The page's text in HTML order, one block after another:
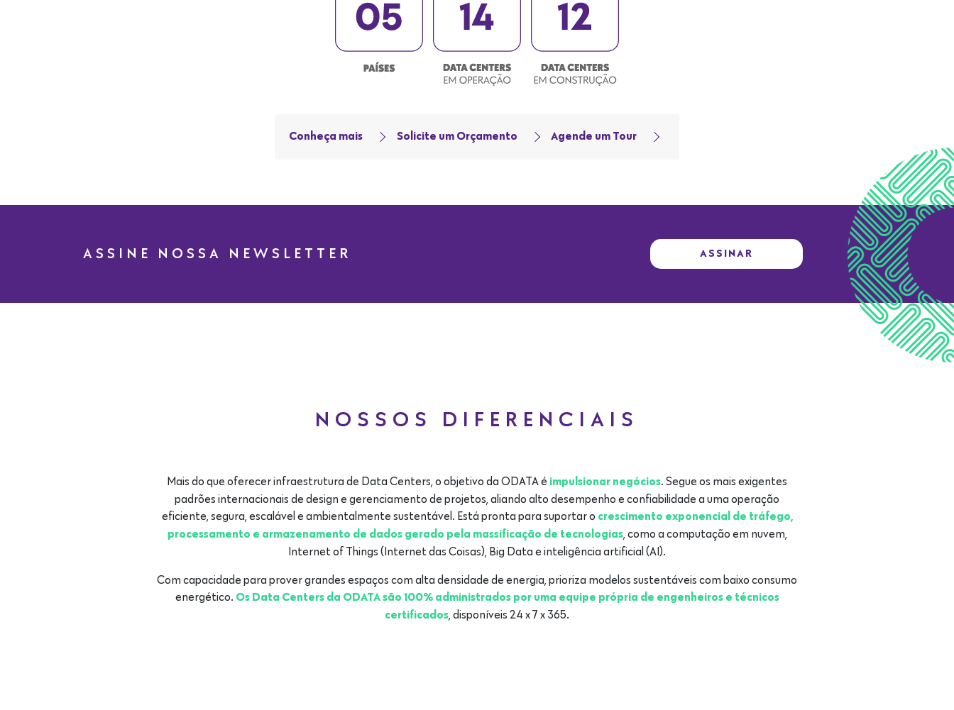
Conheça mais Solicite um Orçamento Agende um Tour
ASSINE NOSSA NEWSLETTER ASSINAR
NOSSOS DIFERENCIAIS
Mais do que oferecer infraestrutura de Data Centers, o objetivo da ODATA é impulsionar negócios. Segue os mais exigentes
padrões internacionais de design e gerenciamento de projetos, aliando alto desempenho e confiabilidade a uma operação
eficiente, segura, escalável e ambientalmente sustentável. Está pronta para suportar o crescimento exponencial de tráfego,
processamento e armazenamento de dados gerado pela massificação de tecnologias, como a computação em nuvem,
Internet of Things (Internet das Coisas), Big Data e inteligência artificial (AI).
Com capacidade para prover grandes espaços com alta densidade de energia, prioriza modelos sustentáveis com baixo consumo
energético. Os Data Centers da ODATA são 100% administrados por uma equipe própria de engenheiros e técnicos
certificados , disponíveis 24 x 7 x 365.